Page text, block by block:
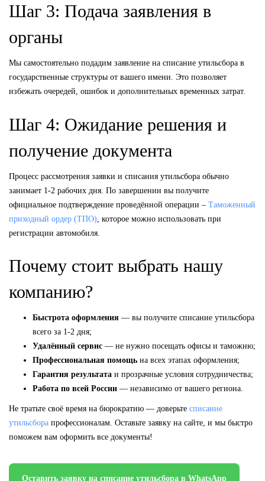
Шаг 3: Подача заявления в
органы
Мы самостоятельно подадим заявление на списание утильсбора в
государственные структуры от вашего имени. Это позволяет
избежать очередей, ошибок и дополнительных временных затрат.
Шаг 4: Ожидание решения и
получение документа
Процесс рассмотрения заявки и списания утильсбора обычно
занимает 1-2 рабочих дня. По завершении вы получите
официальное подтверждение проведённой операции – Таможенный
приходный ордер (ТПО) , которое можно использовать при
регистрации автомобиля.
Почему стоит выбрать нашу
компанию?
Быстрота оформления — вы получите списание утильсбора
всего за 1-2 дня;
Удалённый сервис — не нужно посещать офисы и таможню;
Профессиональная помощь на всех этапах оформления;
Гарантия результата и прозрачные условия сотрудничества;
Работа по всей России — независимо от вашего региона.
Не тратьте своё время на бюрократию — доверьте списание
утильсбора профессионалам. Оставьте заявку на сайте, и мы быстро
поможем вам оформить все документы!
Оставить заявку на списание утильсбора в WhatsApp